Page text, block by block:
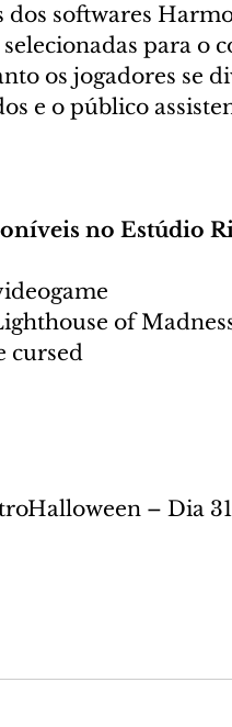
dos softwares
para o
os jogadores se
e o público
no Estúdio
of
cursed
– Dia